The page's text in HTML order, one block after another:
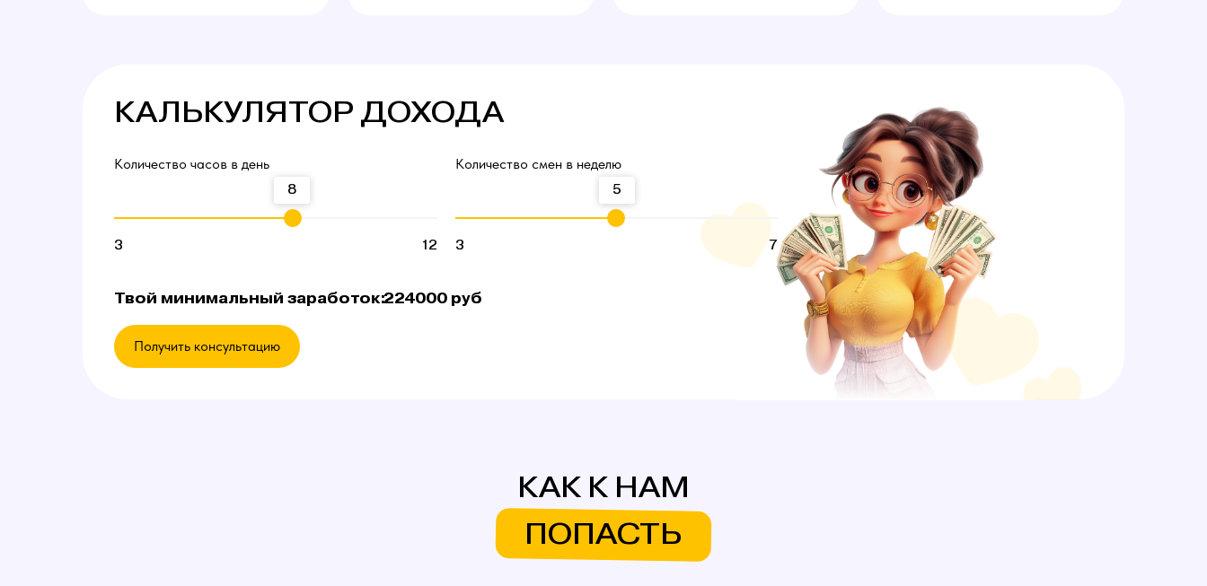
КАЛЬКУЛЯТОР ДОХОДА
Количество часов в день
8
3 12
Количество смен в неделю
5
3 7
Получить консультацию
224000 руб
Твой минимальный заработок:
КАК К НАМ
ПОПАСТЬ